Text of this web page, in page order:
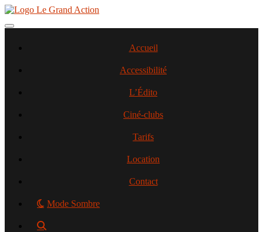
Aller
contenu
Toggle navigation
Accueil
Accessibilité
L’Édito
Ciné-clubs
Tarifs
Location
Contact
Mode Sombre